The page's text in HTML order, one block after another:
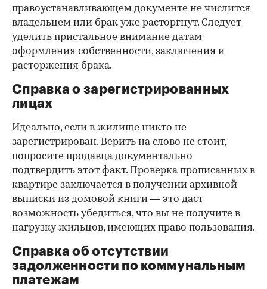
правоустанавливающем документе не числится
владельцем или брак уже расторгнут. Следует
уделить пристальное внимание датам
оформления собственности, заключения и
расторжения брака.
Справка о зарегистрированных
лицах
Идеально, если в жилище никто не
зарегистрирован. Верить на слово не стоит,
попросите продавца документально
подтвердить этот факт. Проверка прописанных в
квартире заключается в получении архивной
выписки из домовой книги — это даст
возможность убедиться, что вы не получите в
нагрузку жильцов, имеющих право пользования.
Справка об отсутствии
задолженности по коммунальным
платежам